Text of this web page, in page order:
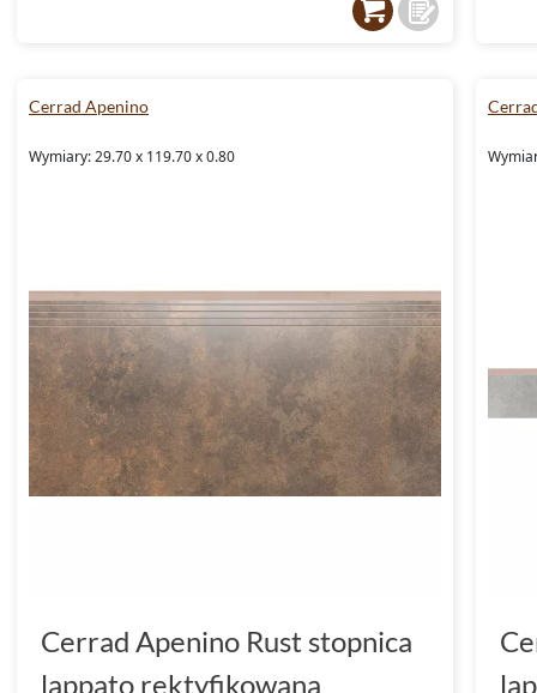
Cerrad Apenino
Wymiary: 29.70 x 119.70 x 0.80
Cerrad Apenino Rust stopnica
lappato rektyfikowana